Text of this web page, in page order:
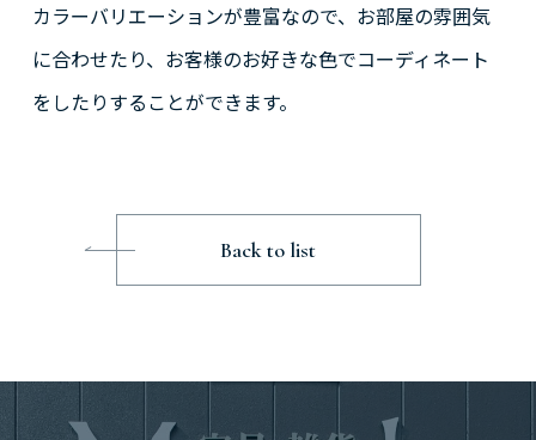
カラーバリエーションが豊富なので、お部屋の雰囲気
に合わせたり、お客様のお好きな色でコーディネート
をしたりすることができます。
Back to list